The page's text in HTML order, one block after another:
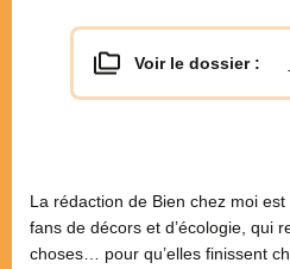
Voir le dossier :
La rédaction de Bien chez moi
fans de décors et d’écologie, qui
choses… pour qu’elles finissent